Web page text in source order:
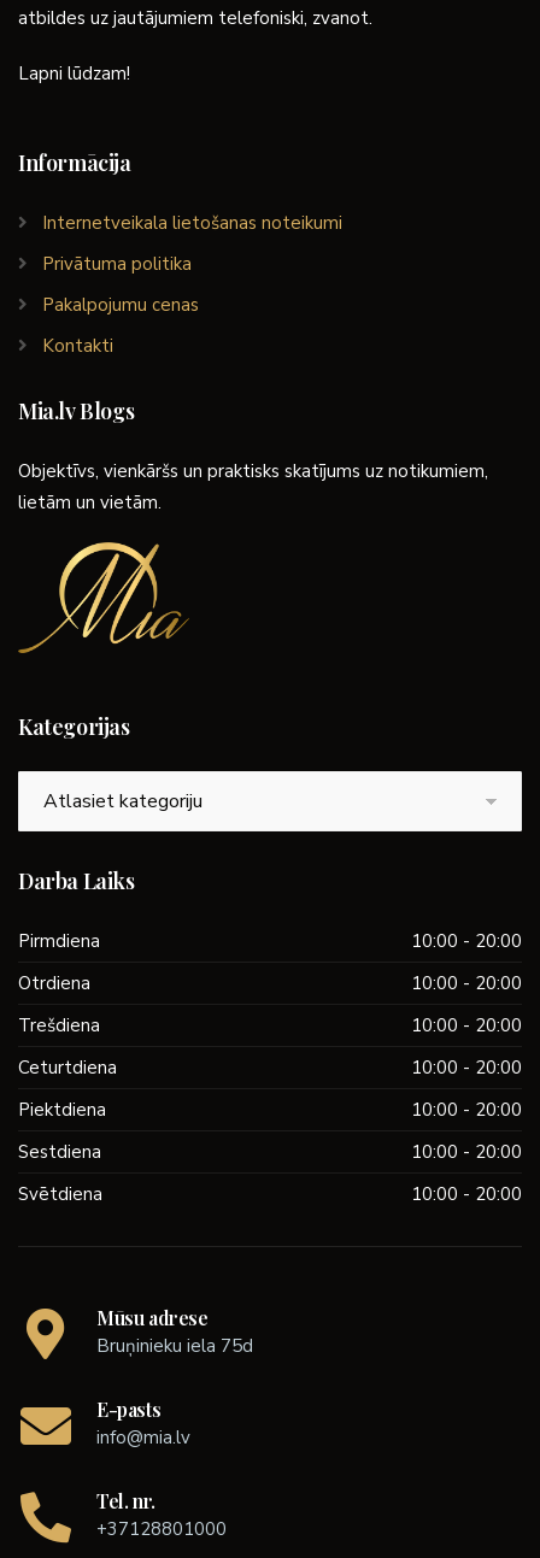
atbildes uz jautājumiem telefoniski, zvanot.
Lapni lūdzam!
Informācija
Internetveikala lietošanas noteikumi
Privātuma politika
Pakalpojumu cenas
Kontakti
Mia.lv Blogs
Objektīvs, vienkāršs un praktisks skatījums uz notikumiem,
lietām un vietām.
Kategorijas
Darba Laiks
Pirmdiena
10:00 - 20:00
Otrdiena
10:00 - 20:00
Trešdiena
10:00 - 20:00
Ceturtdiena
10:00 - 20:00
Piektdiena
10:00 - 20:00
Sestdiena
10:00 - 20:00
Svētdiena
10:00 - 20:00
Mūsu adrese
Bruņinieku iela 75d
E-pasts
info@mia.lv
Tel. nr.
+37128801000